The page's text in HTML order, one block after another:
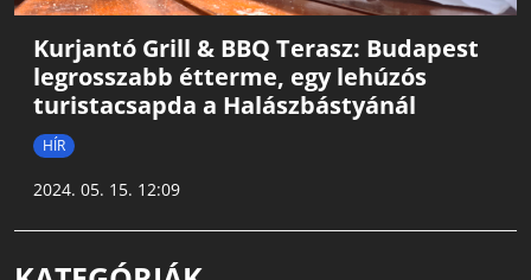
Kurjantó Grill & BBQ Terasz: Budapest
legrosszabb étterme, egy lehúzós
turistacsapda a Halászbástyánál
HÍR
2024. 05. 15. 12:09